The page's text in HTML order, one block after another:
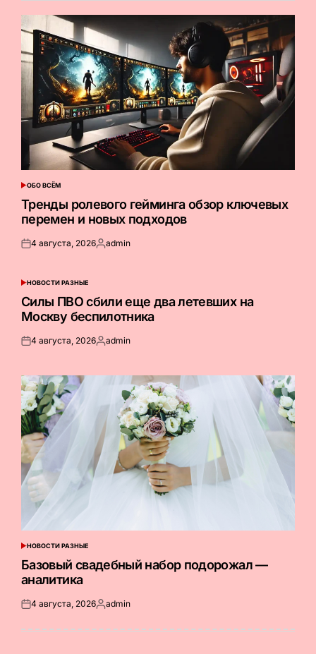
ОПУБЛИКОВАНО
В
ОБО ВСЁМ
Тренды ролевого гейминга обзор ключевых
перемен и новых подходов
Опубликовано
4 августа, 2026Запись
admin
ОПУБЛИКОВАНО
НОВОСТИ РАЗНЫЕ
Силы ПВО сбили еще два летевших на
Москву беспилотника
Опубликовано
4 августа, 2026Запись
admin
ОПУБЛИКОВАНО
В
НОВОСТИ РАЗНЫЕ
Базовый свадебный набор подорожал —
аналитика
Опубликовано
4 августа, 2026Запись
admin